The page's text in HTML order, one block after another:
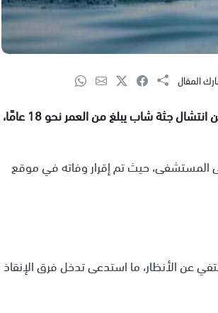
المقال
وقع صباح اليوم الثلاثاء، أعلنت طواقم الإسعاف التابعة لنجمة داود الحمراء عن انتشال جثة شاب يبلغ من العمر نحو 18 عامًا،
المستشفى، حيث تم إقرار وفاته في موقع
عن الأنظار، ما استدعى تدخل فرق الإنقاذ